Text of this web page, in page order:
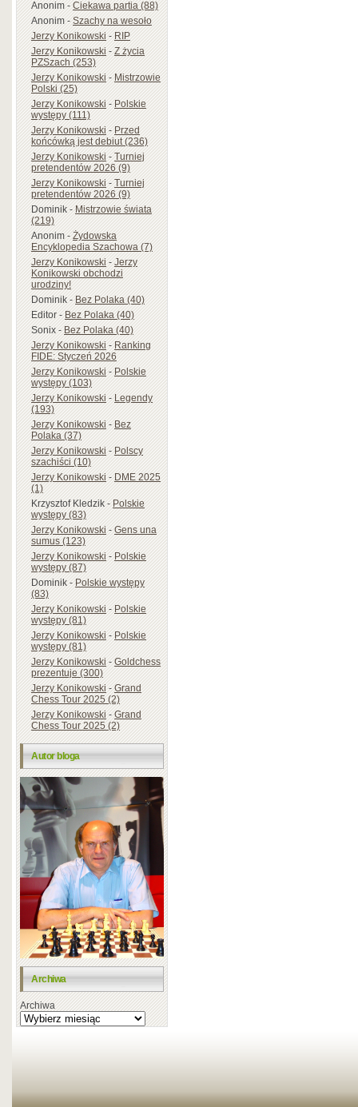
Anonim-Ciekawa partia (88)
Anonim-Szachy na wesoło
Jerzy Konikowski-RIP
Jerzy Konikowski-Z życia
PZSzach (253)
Jerzy Konikowski-Mistrzowie
Polski (25)
Jerzy Konikowski-Polskie
występy (111)
Jerzy Konikowski-Przed
końcówką jest debiut (236)
Jerzy Konikowski-Turniej
pretendentów 2026 (9)
Jerzy Konikowski-Turniej
pretendentów 2026 (9)
Dominik-Mistrzowie świata
(219)
Anonim-Żydowska
Encyklopedia Szachowa (7)
Jerzy Konikowski-Jerzy
Konikowski obchodzi
urodziny!
Dominik-Bez Polaka (40)
Editor-Bez Polaka (40)
Sonix-Bez Polaka (40)
Jerzy Konikowski-Ranking
FIDE: Styczeń 2026
Jerzy Konikowski-Polskie
występy (103)
Jerzy Konikowski-Legendy
(193)
Jerzy Konikowski-Bez
Polaka (37)
Jerzy Konikowski-Polscy
szachiści (10)
Jerzy Konikowski-DME 2025
(1)
Krzysztof Kledzik-Polskie
występy (83)
Jerzy Konikowski-Gens una
sumus (123)
Jerzy Konikowski-Polskie
występy (87)
Dominik-Polskie występy
(83)
Jerzy Konikowski-Polskie
występy (81)
Jerzy Konikowski-Polskie
występy (81)
Jerzy Konikowski-Goldchess
prezentuje (300)
Jerzy Konikowski-Grand
Chess Tour 2025 (2)
Jerzy Konikowski-Grand
Chess Tour 2025 (2)
Autor bloga
Archiwa
Archiwa